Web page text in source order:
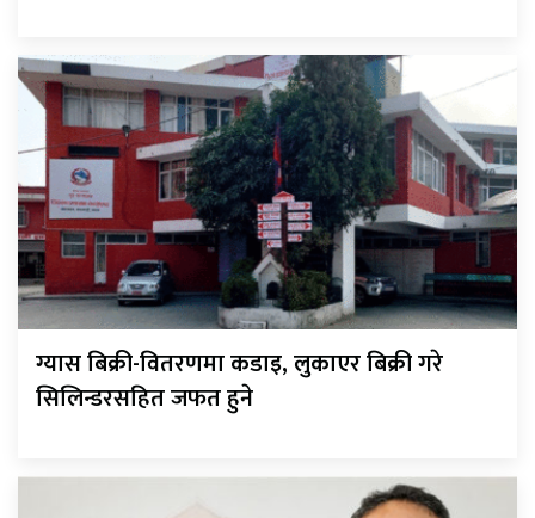
ग्यास बिक्री-वितरणमा कडाइ, लुकाएर बिक्री गरे
सिलिन्डरसहित जफत हुने